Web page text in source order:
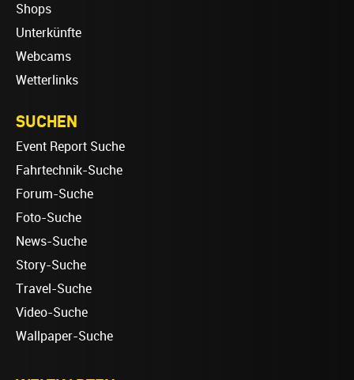
Shops
Unterkünfte
Webcams
Wetterlinks
SUCHEN
Event Report Suche
Fahrtechnik-Suche
Forum-Suche
Foto-Suche
News-Suche
Story-Suche
Travel-Suche
Video-Suche
Wallpaper-Suche